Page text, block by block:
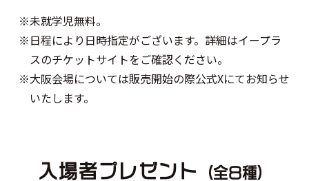
※未就学児無料。
※日程により日時指定がございます。詳細はイープラ
スのチケットサイトをご確認ください。
※大阪会場については販売開始の際公式Xにてお知らせ
いたします。
入場者プレゼント （全８種）